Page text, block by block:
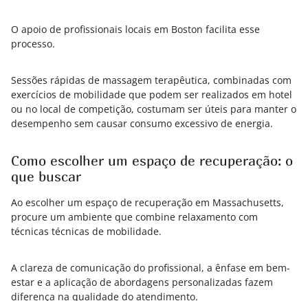
O apoio de profissionais locais em Boston facilita esse
processo.
Sessões rápidas de massagem terapêutica, combinadas com
exercícios de mobilidade que podem ser realizados em hotel
ou no local de competição, costumam ser úteis para manter o
desempenho sem causar consumo excessivo de energia.
Como escolher um espaço de recuperação: o
que buscar
Ao escolher um espaço de recuperação em Massachusetts,
procure um ambiente que combine relaxamento com
técnicas técnicas de mobilidade.
A clareza de comunicação do profissional, a ênfase em bem-
estar e a aplicação de abordagens personalizadas fazem
diferença na qualidade do atendimento.